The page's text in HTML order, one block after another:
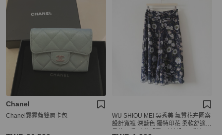
Chanel
Chanel霧霾藍雙層卡包
WU SHIOU MEI 吳秀美 氣質花卉圖案
設計寬褲 深藍色 獨特印花 柔軟舒適